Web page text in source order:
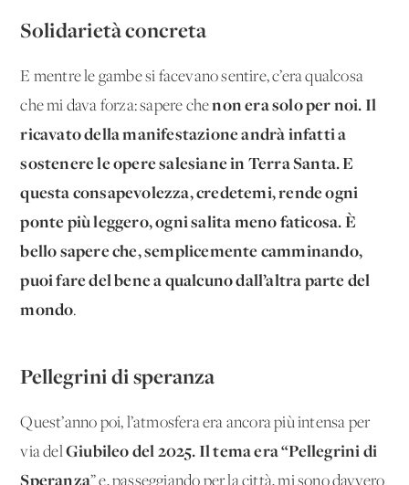
Solidarietà concreta
E mentre le gambe si facevano sentire, c’era qualcosa
che mi dava forza: sapere chenon era solo per noi. Il
ricavato della manifestazione andrà infatti a
sostenere le opere salesiane in Terra Santa. E
questa consapevolezza, credetemi, rende ogni
ponte più leggero, ogni salita meno faticosa. È
bello sapere che, semplicemente camminando,
puoi fare del bene a qualcuno dall’altra parte del
mondo.
Pellegrini di speranza
Quest’anno poi, l’atmosfera era ancora più intensa per
via delGiubileo del 2025. Il tema era “Pellegrini di
Speranza” e, passeggiando per la città, mi sono davvero